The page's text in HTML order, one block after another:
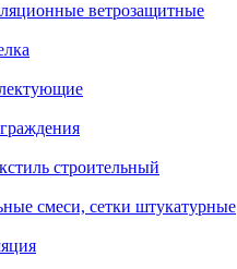
ветрозащитные
строительный
смеси, сетки штукатурные